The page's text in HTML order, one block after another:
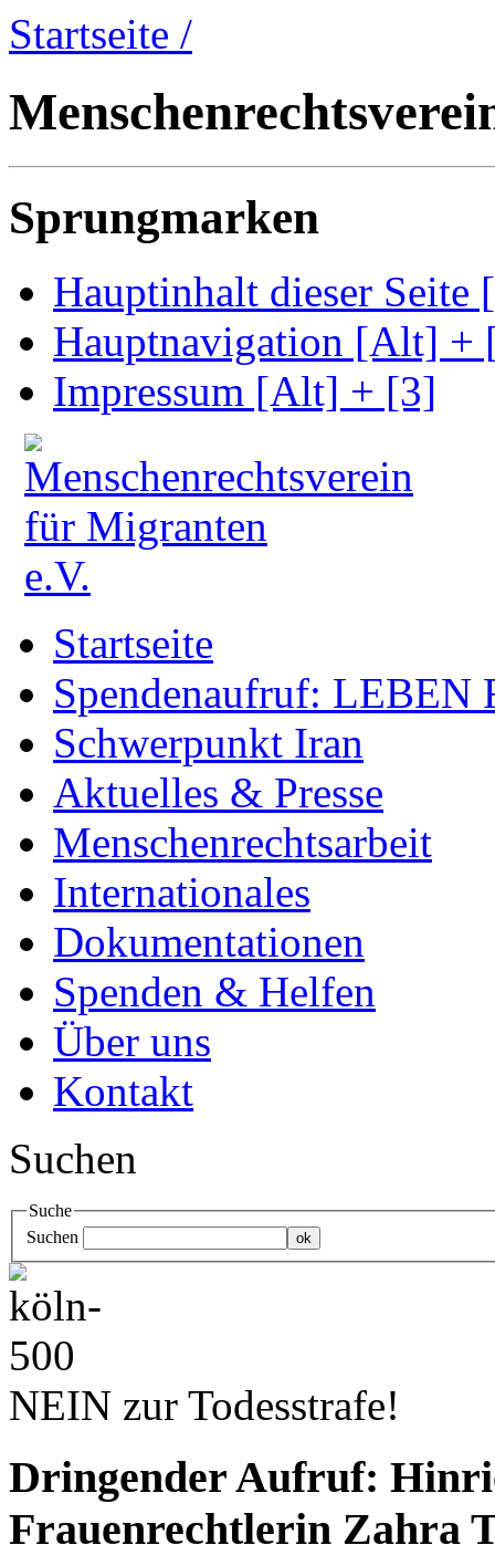
Startseite /
Sprungmarken
Hauptinhalt dieser
Hauptnavigation [Alt] +
Impressum [Alt] + [3]
Startseite
Spendenaufruf: LEBEN
Schwerpunkt Iran
Aktuelles & Presse
Menschenrechtsarbeit
Internationales
Dokumentationen
Spenden & Helfen
Über uns
Kontakt
Suchen
Suche
Suchen
NEIN zur Todesstrafe!
Dringender Aufruf:
Frauenrechtlerin Zahra